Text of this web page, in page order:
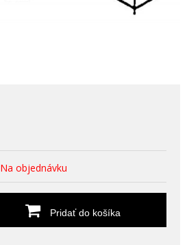
Na objednávku
Pridať do košíka